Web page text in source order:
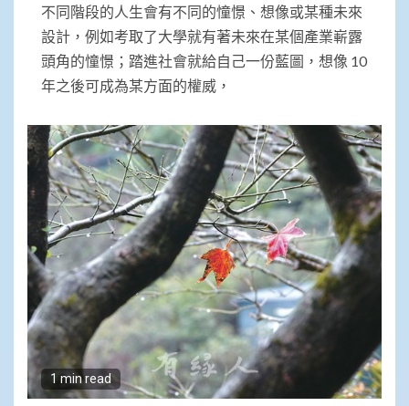
不同階段的人生會有不同的憧憬、想像或某種未來
設計，例如考取了大學就有著未來在某個產業嶄露
頭角的憧憬；踏進社會就給自己一份藍圖，想像 10
年之後可成為某方面的權威，
1 min read